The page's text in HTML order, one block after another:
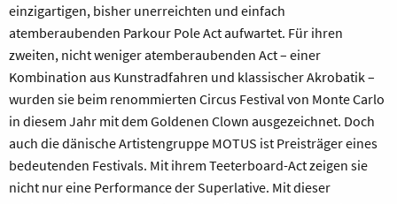
einzigartigen, bisher unerreichten und einfach
atemberaubenden Parkour Pole Act aufwartet. Für ihren
zweiten, nicht weniger atemberaubenden Act – einer
Kombination aus Kunstradfahren und klassischer Akrobatik –
wurden sie beim renommierten Circus Festival von Monte Carlo
in diesem Jahr mit dem Goldenen Clown ausgezeichnet. Doch
auch die dänische Artistengruppe MOTUS ist Preisträger eines
bedeutenden Festivals. Mit ihrem Teeterboard-Act zeigen sie
nicht nur eine Performance der Superlative. Mit dieser